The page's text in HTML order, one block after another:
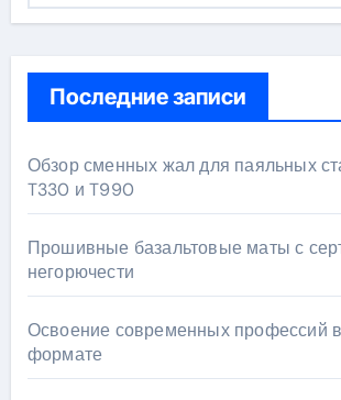
Последние записи
Обзор сменных жал для паяльных
T330 и T990
Прошивные базальтовые маты с
негорючести
Освоение современных профессий
формате